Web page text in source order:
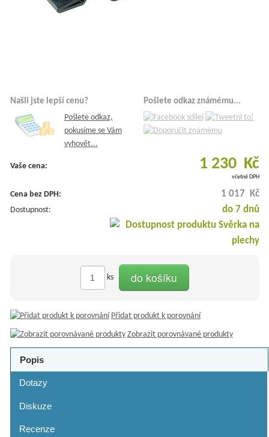
Našli jste lepší cenu?
Pošlete odkaz,
pokusíme se Vám
vyhovět...
Pošlete odkaz známému...
Vaše cena: 1 230 Kč
včetně DPH
Cena bez DPH: 1 017 Kč
Dostupnost: do 7 dnů
ks do košíku
Přidat produkt k porovnání
Zobrazit porovnávané produkty
Popis
Dotazy
Diskuze
Recenze